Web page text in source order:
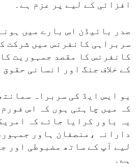
افزائی کے لیے پر عزم ہے۔
صدر بائیڈن اس بارے میں
سربراہی کانفرنس میں شرکت
کانفرنس کا مقصد جمہوریت
کے خلاف جنگ اور انسانی
یو ایس ایڈ کی سربراہ
کہ میں چاہتی ہوں کہ اس
یہ باور کرایا جائے کہ
دارانہ ،منصفان ہاور
لیے آپ کے ساتھ مضبوطی اور
ہے۔